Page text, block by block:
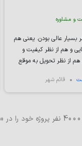
و مشاوره
بسیار عالی بودن. یعنی هم
و هم از نظر کیفیت و
هم از نظر تحویل به موقع
قائم شهر
تا کنون بیش از 4000 نفر پروژه